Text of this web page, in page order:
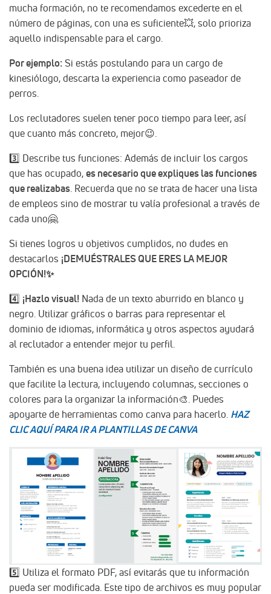
mucha formación, no te recomendamos excederte en el
número de páginas, con una es suficiente💥, solo prioriza
aquello indispensable para el cargo.
Por ejemplo: Si estás postulando para un cargo de
kinesiólogo, descarta la experiencia como paseador de
perros.
Los reclutadores suelen tener poco tiempo para leer, así
que cuanto más concreto, mejor😉.
3️⃣ Describe tus funciones: Además de incluir los cargos
que has ocupado, es necesario que expliques las funciones
que realizabas . Recuerda que no se trata de hacer una lista
de empleos sino de mostrar tu valía profesional a través de
cada uno🤗.
Si tienes logros u objetivos cumplidos, no dudes en
destacarlos ¡DEMUÉSTRALES QUE ERES LA MEJOR
OPCIÓN!✨
4️⃣ ¡Hazlo visual! Nada de un texto aburrido en blanco y
negro. Utilizar gráficos o barras para representar el
dominio de idiomas, informática y otros aspectos ayudará
al reclutador a entender mejor tu perfil.
También es una buena idea utilizar un diseño de currículo
que facilite la lectura, incluyendo columnas, secciones o
colores para la organizar la información🎨. Puedes
apoyarte de herramientas como canva para hacerlo. HAZ
CLIC AQUÍ PARA IR A PLANTILLAS DE CANVA
5️⃣ Utiliza el formato PDF, así evitarás que tu información
pueda ser modificada. Este tipo de archivos es muy popular